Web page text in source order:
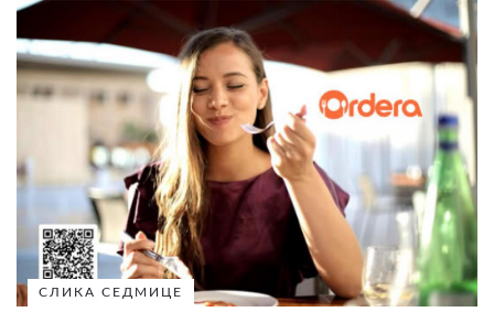
СЛИКА СЕДМИЦЕ